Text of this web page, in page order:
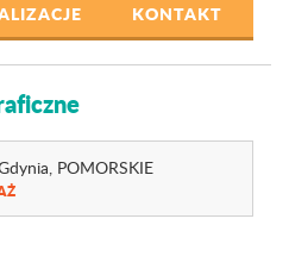
KONTAKT
POMORSKIE